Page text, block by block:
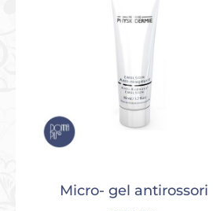
Micro- gel antirossori